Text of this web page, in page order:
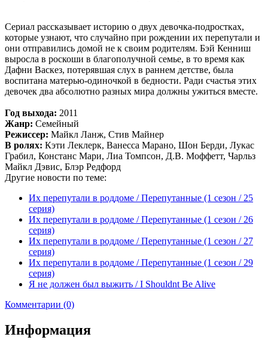
Сериал рассказывает историю о двух девочка-подростках,
которые узнают, что случайно при рождении их перепутали и
они отправились домой не к своим родителям. Бэй Кенниш
выросла в роскоши в благополучной семье, в то время как
Дафни Васкез, потерявшая слух в раннем детстве, была
воспитана матерью-одиночкой в бедности. Ради счастья этих
девочек два абсолютно разных мира должны ужиться вместе.
Год выхода: 2011
Жанр: Семейный
Режиссер: Майкл Ланж, Стив Майнер
В ролях: Кэти Леклерк, Ванесса Марано, Шон Берди, Лукас
Грабил, Констанс Мари, Лиа Томпсон, Д.В. Моффетт, Чарльз
Майкл Дэвис, Блэр Редфорд
Другие новости по теме:
Их перепутали в роддоме / Перепутанные (1 сезон / 25
серия)
Их перепутали в роддоме / Перепутанные (1 сезон / 26
серия)
Их перепутали в роддоме / Перепутанные (1 сезон / 27
серия)
Их перепутали в роддоме / Перепутанные (1 сезон / 29
серия)
Я не должен был выжить / I Shouldnt Be Alive
Комментарии (0)
Информация